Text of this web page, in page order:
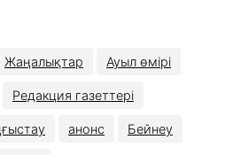
Жаңалықтар Ауыл өмірі
Редакция газеттері
анонс Бейнеу